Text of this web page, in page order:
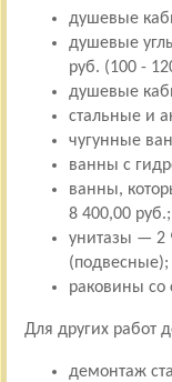
душевые
душевые
руб. (100 -
душевые
стальные и
чугунные
ванны с
ванны,
8 400,00 руб.;
унитазы — 2
(подвесные);
раковины со
Для других работ
демонтаж